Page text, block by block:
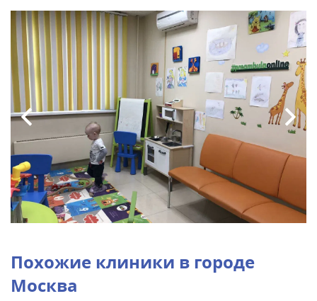
Похожие клиники в городе
Москва